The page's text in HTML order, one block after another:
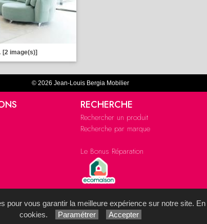
[2 image(s)]
© 2026 Jean-Louis Bergia Mobilier
RECHERCHE
Rechercher un produit
Recherche par marque
Le Bonus Réparation
de Contenu (SGC)imagenia, créé et développé en France par
vous garantir la meilleure expérience sur notre site.
cookies.
Paramétrer Accepter